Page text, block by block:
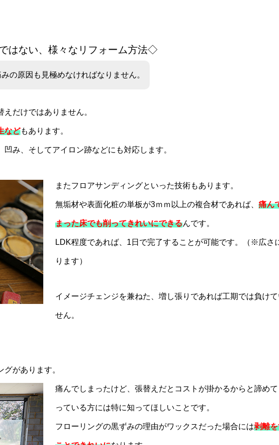
はない、様々なリフォーム方法◇
の原因も見極めなければなりません。
だけではありません。
などもあります。
み、そしてアイロン跡などにも対応します。
またフロアサンディングといった技術もあります。
無垢材や表面化粧の単板が3ｍｍ以上の複合材であれば、 痛ん
まった床でも削ってきれいにできるんです。
LDK程度であれば、1日で完了することが可能です。（※広さ
ります）
イメージチェンジを兼ねた、増し張りであれば工期では負け
せん。
があります。
痛んでしまったけど、張替えだとコストが掛かるからと諦め
っている方には特に知ってほしいことです。
フローリングの黒ずみの理由がワックスだった場合には剥離